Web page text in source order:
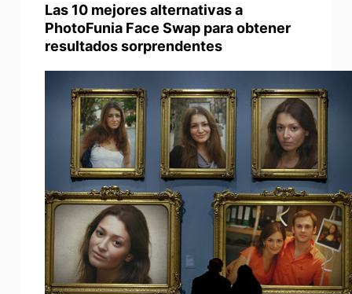
Las 10 mejores alternativas a
PhotoFunia Face Swap para obtener
resultados sorprendentes